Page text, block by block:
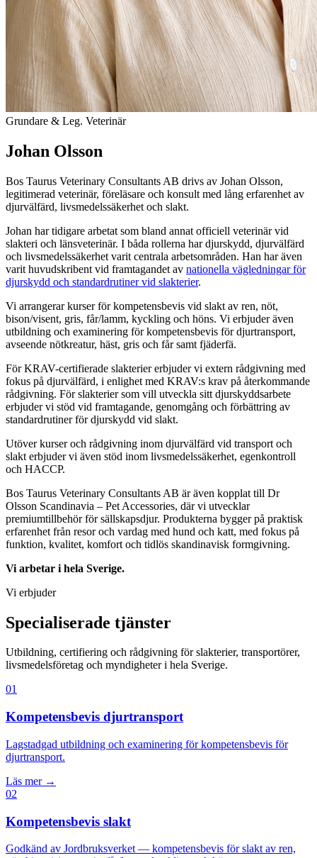
Grundare & Leg. Veterinär
Johan Olsson
Bos Taurus Veterinary Consultants AB drivs av Johan Olsson,
legitimerad veterinär, föreläsare och konsult med lång erfarenhet av
djurvälfärd, livsmedelssäkerhet och slakt.
Johan har tidigare arbetat som bland annat officiell veterinär vid
slakteri och länsveterinär. I båda rollerna har djurskydd, djurvälfärd
och livsmedelssäkerhet varit centrala arbetsområden. Han har även
varit huvudskribent vid framtagandet av nationella vägledningar för
djurskydd och standardrutiner vid slakterier.
Vi arrangerar kurser för kompetensbevis vid slakt av ren, nöt,
bison/visent, gris, får/lamm, kyckling och höns. Vi erbjuder även
utbildning och examinering för kompetensbevis för djurtransport,
avseende nötkreatur, häst, gris och får samt fjäderfä.
För KRAV-certifierade slakterier erbjuder vi extern rådgivning med
fokus på djurvälfärd, i enlighet med KRAV:s krav på återkommande
rådgivning. För slakterier som vill utveckla sitt djurskyddsarbete
erbjuder vi stöd vid framtagande, genomgång och förbättring av
standardrutiner för djurskydd vid slakt.
Utöver kurser och rådgivning inom djurvälfärd vid transport och
slakt erbjuder vi även stöd inom livsmedelssäkerhet, egenkontroll
och HACCP.
Bos Taurus Veterinary Consultants AB är även kopplat till Dr
Olsson Scandinavia – Pet Accessories, där vi utvecklar
premiumtillbehör för sällskapsdjur. Produkterna bygger på praktisk
erfarenhet från resor och vardag med hund och katt, med fokus på
funktion, kvalitet, komfort och tidlös skandinavisk formgivning.
Vi arbetar i hela Sverige.
Vi erbjuder
Specialiserade tjänster
Utbildning, certifiering och rådgivning för slakterier, transportörer,
livsmedelsföretag och myndigheter i hela Sverige.
01
Kompetensbevis djurtransport
Lagstadgad utbildning och examinering för kompetensbevis för
djurtransport.
Läs mer →
02
Kompetensbevis slakt
Godkänd av Jordbruksverket — kompetensbevis för slakt av ren,